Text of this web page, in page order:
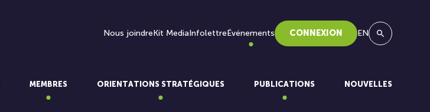
Nous joindreKit MediaInfolettreÉvénements CONNEXION EN
MEMBRES ORIENTATIONS STRATÉGIQUES PUBLICATIONS NOUVELLES